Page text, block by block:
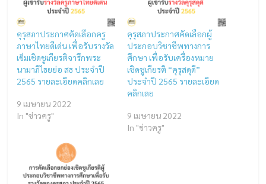
คุรุสภาประกาศคัดเลือกครู
ภาษาไทยดีเด่น เพื่อรับรางวัล
เข็มเชิดชูเกียรติจารึกพระ
นามาภิไธยย่อ สธ ประจำปี
2565 รายละเอียดคลิกเลย
9 เมษายน 2022
In "ข่าวครู"
คุรุสภาประกาศคัดเลือกผู้
ประกอบวิชาชีพทางการ
ศึกษา เพื่อรับเครื่องหมาย
เชิดชูเกียรติ “คุรุสดุดี”
ประจำปี 2565 รายละเอียด
คลิกเลย
9 เมษายน 2022
In "ข่าวครู"